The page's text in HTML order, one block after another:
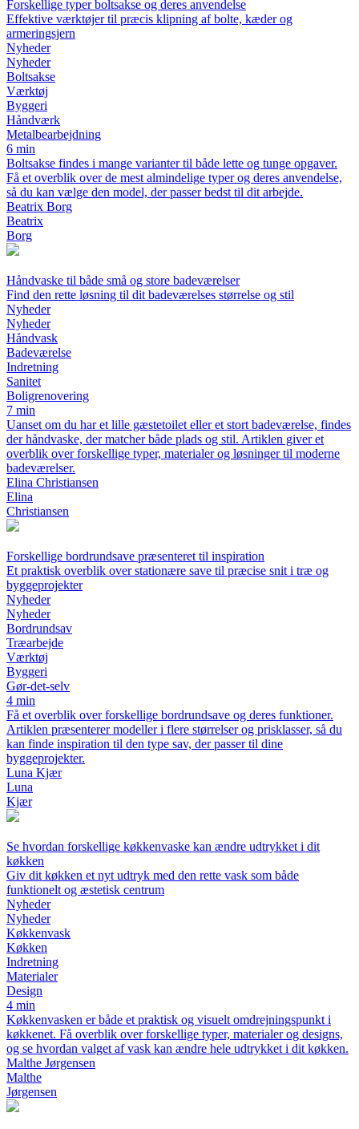
Forskellige typer boltsakse og deres anvendelse
Effektive værktøjer til præcis klipning af bolte, kæder og
armeringsjern
Nyheder
Nyheder
Boltsakse
Værktøj
Byggeri
Håndværk
Metalbearbejdning
6 min
Boltsakse findes i mange varianter til både lette og tunge opgaver.
Få et overblik over de mest almindelige typer og deres anvendelse,
så du kan vælge den model, der passer bedst til dit arbejde.
Beatrix Borg
Beatrix
Borg
Håndvaske til både små og store badeværelser
Find den rette løsning til dit badeværelses størrelse og stil
Nyheder
Nyheder
Håndvask
Badeværelse
Indretning
Sanitet
Boligrenovering
7 min
Uanset om du har et lille gæstetoilet eller et stort badeværelse, findes
der håndvaske, der matcher både plads og stil. Artiklen giver et
overblik over forskellige typer, materialer og løsninger til moderne
badeværelser.
Elina Christiansen
Elina
Christiansen
Forskellige bordrundsave præsenteret til inspiration
Et praktisk overblik over stationære save til præcise snit i træ og
byggeprojekter
Nyheder
Nyheder
Bordrundsav
Træarbejde
Værktøj
Byggeri
Gør-det-selv
4 min
Få et overblik over forskellige bordrundsave og deres funktioner.
Artiklen præsenterer modeller i flere størrelser og prisklasser, så du
kan finde inspiration til den type sav, der passer til dine
byggeprojekter.
Luna Kjær
Luna
Kjær
Se hvordan forskellige køkkenvaske kan ændre udtrykket i dit
køkken
Giv dit køkken et nyt udtryk med den rette vask som både
funktionelt og æstetisk centrum
Nyheder
Nyheder
Køkkenvask
Køkken
Indretning
Materialer
Design
4 min
Køkkenvasken er både et praktisk og visuelt omdrejningspunkt i
køkkenet. Få overblik over forskellige typer, materialer og designs,
og se hvordan valget af vask kan ændre hele udtrykket i dit køkken.
Malthe Jørgensen
Malthe
Jørgensen